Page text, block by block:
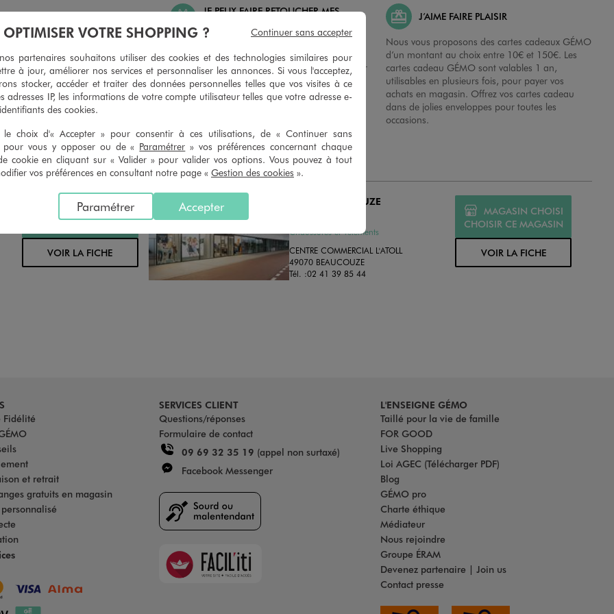
CHANGER D’AVIS
et vous proposons un avoir
pour tout article non
sous 30 jours, sur simple
du ticket de caisse, dans tous les
JE PEUX FAIRE RETOUCHER MES
Ourlets, ceintures… vous avez la possibilité de
faire retoucher vos articles textiles dans nos
magasins. Les tarifs sont à votre disposition sur
simple demande. Voir conditions en magasins.
J’AIME FAIRE PLAISIR
Nous vous proposons des cartes cadeaux GÉMO
d’un montant au choix entre 10€ et 150€. Les
cartes cadeau GÉMO sont valables 1 an,
utilisables en plusieurs fois, pour payer vos
achats en magasin. Offrez vos cartes cadeau
dans de jolies enveloppes pour toutes les
occasions.
MAGASIN CHOISI
CHOISIR CE MAGASIN
VOIR LA FICHE
GEMO BEAUCOUZE
Chaussures et Vêtements
CENTRE COMMERCIAL L'ATOLL
49070 BEAUCOUZE
Tél. :02 41 39 85 44
MAGASIN CHOISI
CHOISIR CE MAGASIN
VOIR LA FICHE
Fidélité
et retrait
gratuits en magasin
SERVICES CLIENT
Questions/réponses
Formulaire de contact
09 69 32 35 19 (appel non surtaxé)
Facebook Messenger
Faciliti
L'ENSEIGNE GÉMO
Taillé pour la vie de famille
FOR GOOD
Live Shopping
Loi AGEC (Télécharger PDF)
Blog
GÉMO pro
Charte éthique
Médiateur
Nous rejoindre
Groupe ÉRAM
Devenez partenaire | Join us
Contact presse
OPTIMISER VOTRE SHOPPING ?
partenaires souhaitons utiliser des cookies et des technologies similaires pour
à jour, améliorer nos services et personnaliser les annonces. Si vous l'acceptez,
stocker, accéder et traiter des données personnelles telles que vos visites à ce
adresses IP, les informations de votre compte utilisateur telles que votre adresse e-
des cookies.
le choix d'« Accepter » pour consentir à ces utilisations, de « Continuer sans
pour vous y opposer ou de « Paramétrer » vos préférences concernant chaque
cookie en cliquant sur « Valider » pour valider vos options. Vous pouvez à tout
vos préférences en consultant notre page « Gestion des cookies ».
Accepter
Paramétrer
Continuer sans accepter